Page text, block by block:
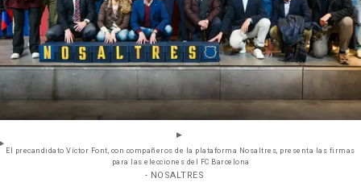
El precandidato Víctor Font, con compañeros de la plataforma Nosaltres, presenta las firmas
para las elecciones del FC Barcelona
- NOSALTRES